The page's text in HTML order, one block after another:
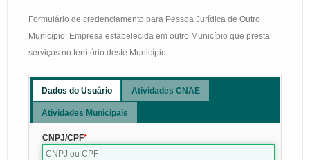
Formulário de credenciamento para Pessoa Jurídica de Outro
Município: Empresa estabelecida em outro Município que presta
serviços no território deste Município
Dados do Usuário Atividades CNAE
Atividades Municipais
CNPJ/CPF